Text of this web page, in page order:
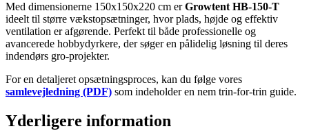
Med dimensionerne 150x150x220 cm erGrowtent HB-150-T
ideelt til større vækstopsætninger, hvor plads, højde og effektiv
ventilation er afgørende. Perfekt til både professionelle og
avancerede hobbydyrkere, der søger en pålidelig løsning til deres
indendørs gro-projekter.
For en detaljeret opsætningsproces, kan du følge vores
samlevejledning (PDF) som indeholder en nem trin-for-trin guide.
Yderligere information